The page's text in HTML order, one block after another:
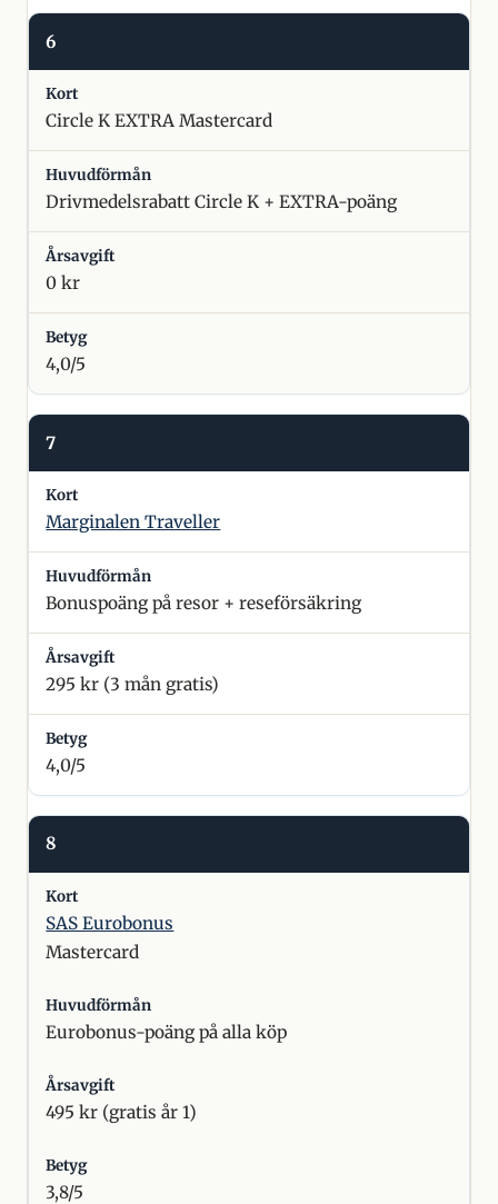
6
Circle K EXTRA Mastercard
Drivmedelsrabatt Circle K + EXTRA-poäng
0 kr
4,0/5
7
Marginalen Traveller
Bonuspoäng på resor + reseförsäkring
295 kr (3 mån gratis)
4,0/5
8
SAS Eurobonus
Mastercard
Eurobonus-poäng på alla köp
495 kr (gratis år 1)
3,8/5